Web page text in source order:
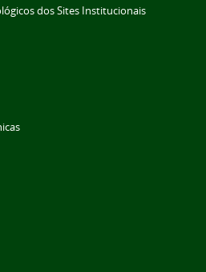
dos Sites Institucionais